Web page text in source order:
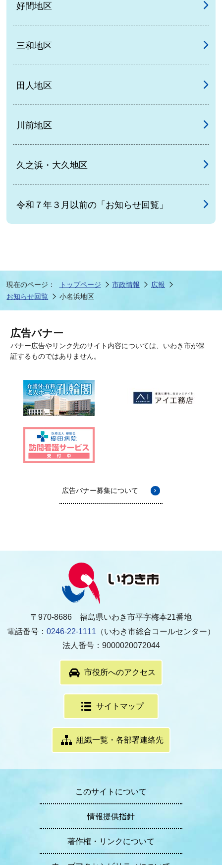
好間地区
三和地区
田人地区
川前地区
久之浜・大久地区
令和７年３月以前の「お知らせ回覧」
現在のページ： トップページ 市政情報
広報
お知らせ回覧
小名浜地区
広告バナー
バナー広告やリンク先のサイト内容については、いわき市が保
証するものではありません。
広告バナー募集について
〒970-8686 福島県いわき市平字梅本21番地
電話番号： 0246-22-1111 （いわき市総合コールセンター）
法人番号：9000020072044
市役所へのアクセス
サイトマップ
組織一覧・各部署連絡先
このサイトについて
情報提供指針
著作権・リンクについて